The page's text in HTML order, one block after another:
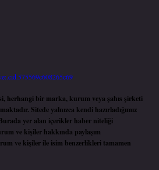
herhangi bir marka, kurum veya şahıs şirketi
Sitede yalnızca kendi hazırladığımız
yer alan içerikler haber niteliği
ve kişiler hakkında paylaşım
ve kişiler ile isim benzerlikleri tamamen